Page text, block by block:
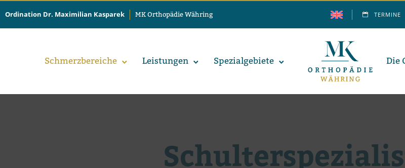
Ordination Dr. Maximilian Kasparek MK Orthopädie Währing TERMINE
Schmerz­be­rei­che Leis­tun­gen Spe­zi­al­ge­biete Die